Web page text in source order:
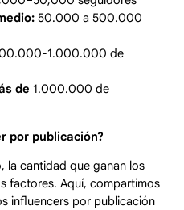
50.000 a 500.000
1.000.000 de
de 1.000.000 de
por publicación?
la cantidad que ganan los
factores. Aquí, compartimos
influencers por publicación